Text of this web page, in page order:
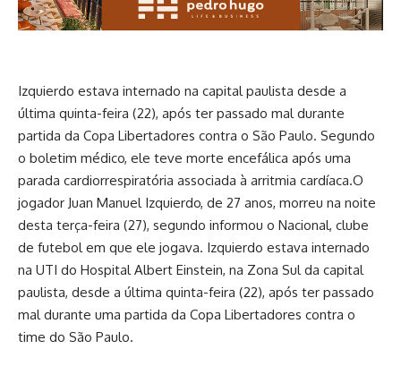
Izquierdo estava internado na capital paulista desde a
última quinta-feira (22), após ter passado mal durante
partida da Copa Libertadores contra o São Paulo. Segundo
o boletim médico, ele teve morte encefálica após uma
parada cardiorrespiratória associada à arritmia cardíaca.O
jogador Juan Manuel Izquierdo, de 27 anos, morreu na noite
desta terça-feira (27), segundo informou o Nacional, clube
de futebol em que ele jogava. Izquierdo estava internado
na UTI do Hospital Albert Einstein, na Zona Sul da capital
paulista, desde a última quinta-feira (22), após ter passado
mal durante uma partida da Copa Libertadores contra o
time do São Paulo.